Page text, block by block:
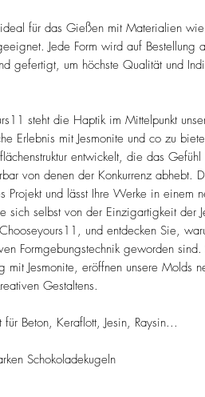
für das Gießen mit Materialien wie
Jede Form wird auf Bestellung
gefertigt, um höchste Qualität und
steht die Haptik im Mittelpunkt
Erlebnis mit Jesmonite und co zu
entwickelt, die das Gefühl
von denen der Konkurrenz abhebt.
Projekt und lässt Ihre Werke in einem
sich selbst von der Einzigartigkeit der
und entdecken Sie,
Formgebungstechnik geworden
mit Jesmonite, eröffnen unsere Molds
Gestaltens.
Beton, Keraflott, Jesin, Raysin...
Schokoladekugeln